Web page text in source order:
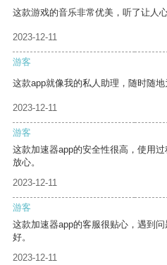
这款游戏的音乐非常优美，听了让人心
2023-12-11
游客
这款app就像我的私人助理，随时随地
2023-12-11
游客
这款加速器app的安全性很高，使用
放心。
2023-12-11
游客
这款加速器app的客服很贴心，遇到
好。
2023-12-11